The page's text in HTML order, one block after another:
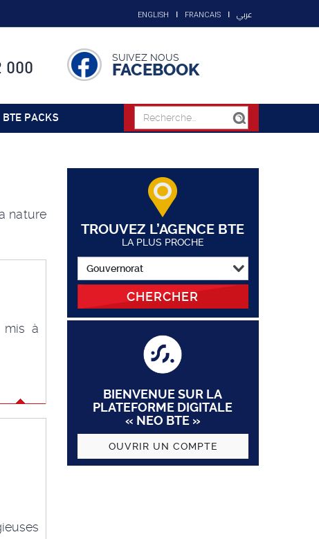
ENGLISH FRANCAIS عربي
000
SUIVEZ NOUS
FACEBOOK
BTE PACKS
nature
mis à
TROUVEZ L’AGENCE BTE
LA PLUS PROCHE
CHERCHER
BIENVENUE SUR LA
PLATEFORME DIGITALE
« NEO BTE »
OUVRIR UN COMPTE